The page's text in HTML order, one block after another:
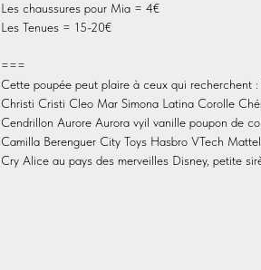
Les chaussures pour Mia = 4€
Les Tenues = 15-20€
===
Cette poupée peut plaire à ceux qui recherchent
Christi Cristi Cleo Mar Simona Latina Corolle
Cendrillon Aurore Aurora vyil vanille poupon de
Camilla Berenguer City Toys Hasbro VTech
Cry Alice au pays des merveilles Disney, petite